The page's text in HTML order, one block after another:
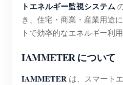
トエネルギー監視システム
き、住宅・商業・産業用途
トで効率的なエネルギー利
IAMMETER について
IAMMETER は、スマート